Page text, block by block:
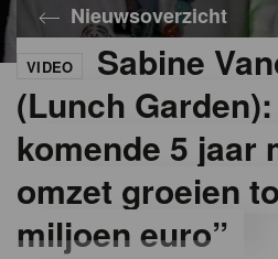
Nieuwsoverzicht
VIDEO
Sabine
(Lunch
komende 5 jaar
omzet groeien
miljoen euro”